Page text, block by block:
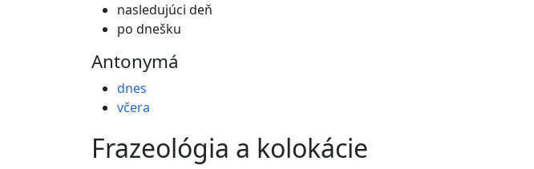
nasledujúci deň
po dnešku
Antonymá
dnes
včera
frazeológia a kolokácie